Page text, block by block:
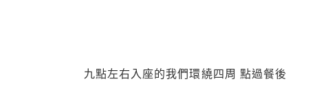
九點左右入座的我們環繞四周 點過餐後